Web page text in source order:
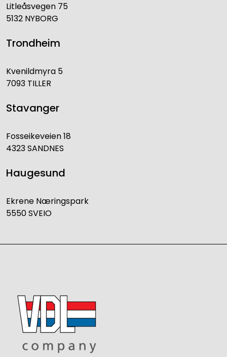
Litleåsvegen 75
5132 NYBORG
Trondheim
Kvenildmyra 5
7093 TILLER
Stavanger
Fosseikeveien 18
4323 SANDNES
Haugesund
Ekrene Næringspark
5550 SVEIO